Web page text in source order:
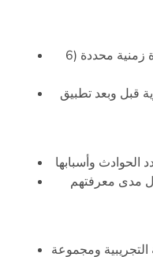
دراسة تأثير القانون الجديد خلال فترة زمنية محددة (6
قبل وبعد تطبيق
مدى معرفتهم
ومجموعة